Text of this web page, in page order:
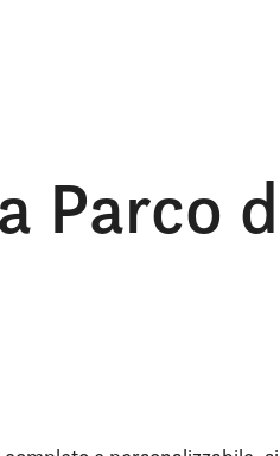
Parco